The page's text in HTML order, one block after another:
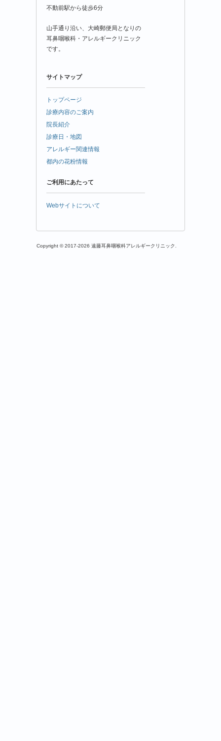
不動前駅から徒歩6分
山手通り沿い、大崎郵便局となりの
耳鼻咽喉科・アレルギークリニック
です。
サイトマップ
トップページ
診療内容のご案内
院長紹介
診療日・地図
アレルギー関連情報
都内の花粉情報
ご利用にあたって
Webサイトについて
Copyright © 2017-2026 遠藤耳鼻咽喉科アレルギークリニック.